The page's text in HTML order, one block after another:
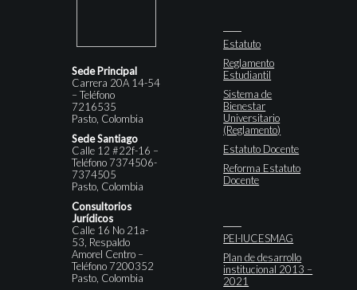
Sede Principal
Carrera 20A 14-54
– Teléfono
7216535
Pasto, Colombia
Sede Santiago
Calle 12 #22f-16 –
Teléfono 7374506-
7374505
Pasto, Colombia
Consultorios
Jurídicos
Calle 16 No 21a-
53, Respaldo
Amorel Centro –
Teléfono 7200352
Pasto, Colombia
Estatuto
Reglamento
Estudiantil
Sistema de
Bienestar
Universitario
(Reglamento)
Estatuto Docente
Reforma Estatuto
Docente
PEI-IUCESMAG
Plan de desarrollo
institucional 2013 –
2021